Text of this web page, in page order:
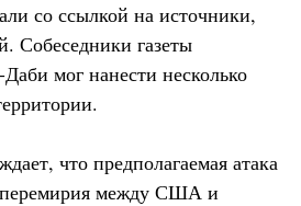
со ссылкой на источники,
Собеседники газеты
мог нанести несколько
что предполагаемая атака
между США и